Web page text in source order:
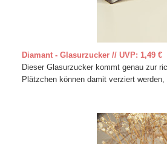
Diamant - Glasurzucker // UVP: 1,49 €
Dieser Glasurzucker kommt genau zur
Plätzchen können damit verziert